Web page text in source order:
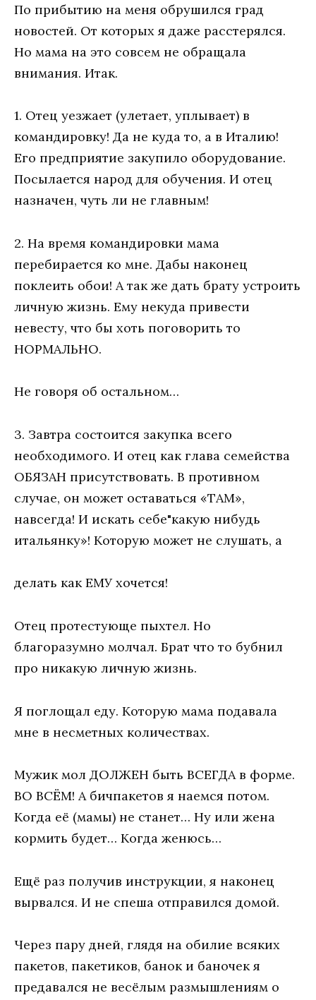
По прибытию на меня обрушился град
новостей. От которых я даже расстерялся.
Но мама на это совсем не обращала
внимания. Итак.
1. Отец уезжает (улетает, уплывает) в
командировку! Да не куда то, а в Италию!
Его предприятие закупило оборудование.
Посылается народ для обучения. И отец
назначен, чуть ли не главным!
2. На время командировки мама
перебирается ко мне. Дабы наконец
поклеить обои! А так же дать брату устроить
личную жизнь. Ему некуда привести
невесту, что бы хоть поговорить то
НОРМАЛЬНО.
Не говоря об остальном…
3. Завтра состоится закупка всего
необходимого. И отец как глава семейства
ОБЯЗАН присутствовать. В противном
случае, он может оставаться «ТАМ»,
навсегда! И искать себе"какую нибудь
итальянку»! Которую может не слушать, а
делать как ЕМУ хочется!
Отец протестующе пыхтел. Но
благоразумно молчал. Брат что то бубнил
про никакую личную жизнь.
Я поглощал еду. Которую мама подавала
мне в несметных количествах.
Мужик мол ДОЛЖЕН быть ВСЕГДА в форме.
ВО ВСЁМ! А бичпакетов я наемся потом.
Когда её (мамы) не станет… Ну или жена
кормить будет… Когда женюсь…
Ещё раз получив инструкции, я наконец
вырвался. И не спеша отправился домой.
Через пару дней, глядя на обилие всяких
пакетов, пакетиков, банок и баночек я
предавался не весёлым размышлениям о